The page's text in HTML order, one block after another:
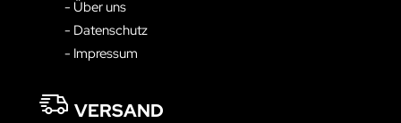
- Über uns
- Datenschutz
- Impressum
VERSAND